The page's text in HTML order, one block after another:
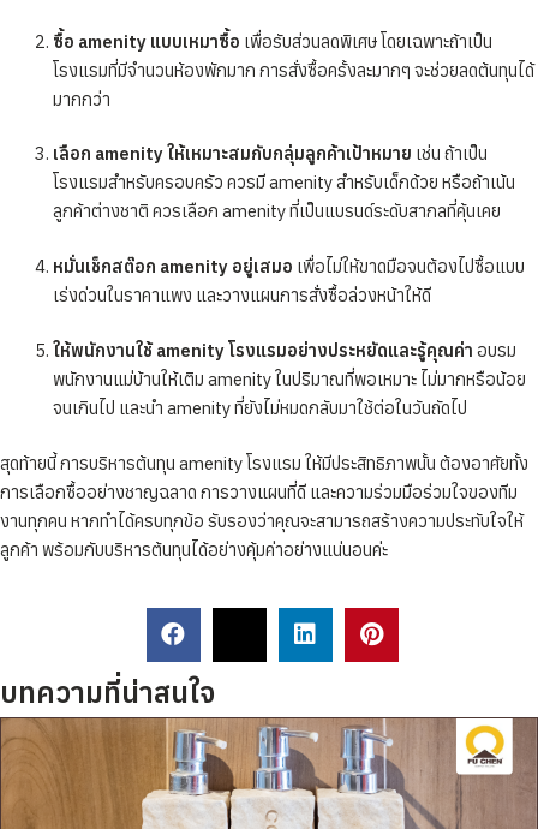
ซื้อ amenity แบบเหมาซื้อ เพื่อรับส่วนลดพิเศษ โดยเฉพาะถ้าเป็น
โรงแรมที่มีจำนวนห้องพักมาก การสั่งซื้อครั้งละมากๆ จะช่วยลดต้นทุนได้
มากกว่า
เลือก amenity ให้เหมาะสมกับกลุ่มลูกค้าเป้าหมาย เช่น ถ้าเป็น
โรงแรมสำหรับครอบครัว ควรมี amenity สำหรับเด็กด้วย หรือถ้าเน้น
ลูกค้าต่างชาติ ควรเลือก amenity ที่เป็นแบรนด์ระดับสากลที่คุ้นเคย
หมั่นเช็กสต๊อก amenity อยู่เสมอ เพื่อไม่ให้ขาดมือจนต้องไปซื้อแบบ
เร่งด่วนในราคาแพง และวางแผนการสั่งซื้อล่วงหน้าให้ดี
ให้พนักงานใช้ amenity โรงแรมอย่างประหยัดและรู้คุณค่า อบรม
พนักงานแม่บ้านให้เติม amenity ในปริมาณที่พอเหมาะ ไม่มากหรือน้อย
จนเกินไป และนำ amenity ที่ยังไม่หมดกลับมาใช้ต่อในวันถัดไป
สุดท้ายนี้ การบริหารต้นทุน amenity โรงแรม ให้มีประสิทธิภาพนั้น ต้องอาศัยทั้ง
การเลือกซื้ออย่างชาญฉลาด การวางแผนที่ดี และความร่วมมือร่วมใจของทีม
งานทุกคน หากทำได้ครบทุกข้อ รับรองว่าคุณจะสามารถสร้างความประทับใจให้
ลูกค้า พร้อมกับบริหารต้นทุนได้อย่างคุ้มค่าอย่างแน่นอนค่ะ
บทความที่น่าสนใจ